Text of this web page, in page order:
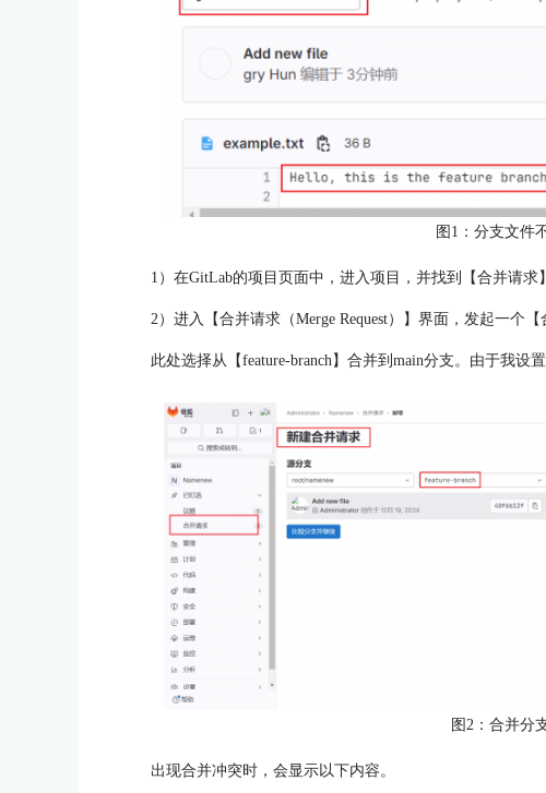
图1：分支文件
1）在GitLab的项目页面中，进入项目，并找到【合并请求
2）进入【合并请求（Merge Request）】界面，发起一个【
此处选择从【feature-branch】合并到main分支。由于我设
图2：合并分
出现合并冲突时，会显示以下内容。